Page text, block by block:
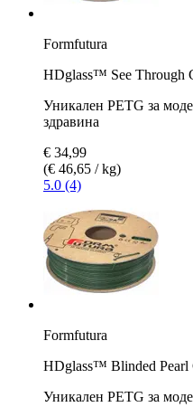
Formfutura
HDglass™ See Through
Уникален PETG за
здравина
€ 34,99
(€ 46,65 / kg)
5.0 (4)
Formfutura
HDglass™ Blinded Pearl
Уникален PETG за